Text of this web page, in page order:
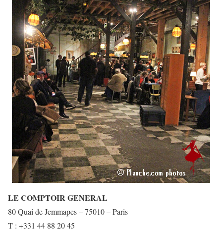
LE COMPTOIR GENERAL
80 Quai de Jemmapes – 75010 – Paris
T : +331 44 88 20 45